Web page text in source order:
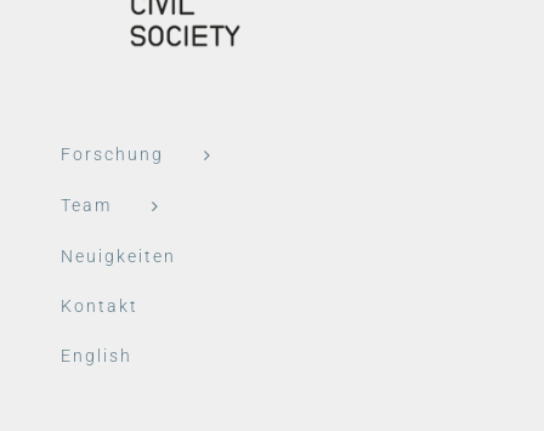
Forschung
Team
Neuigkeiten
Kontakt
English